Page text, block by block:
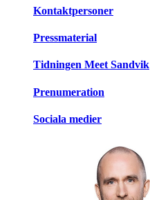
Kontaktpersoner
Pressmaterial
Tidningen Meet Sandvik
Prenumeration
Sociala medier